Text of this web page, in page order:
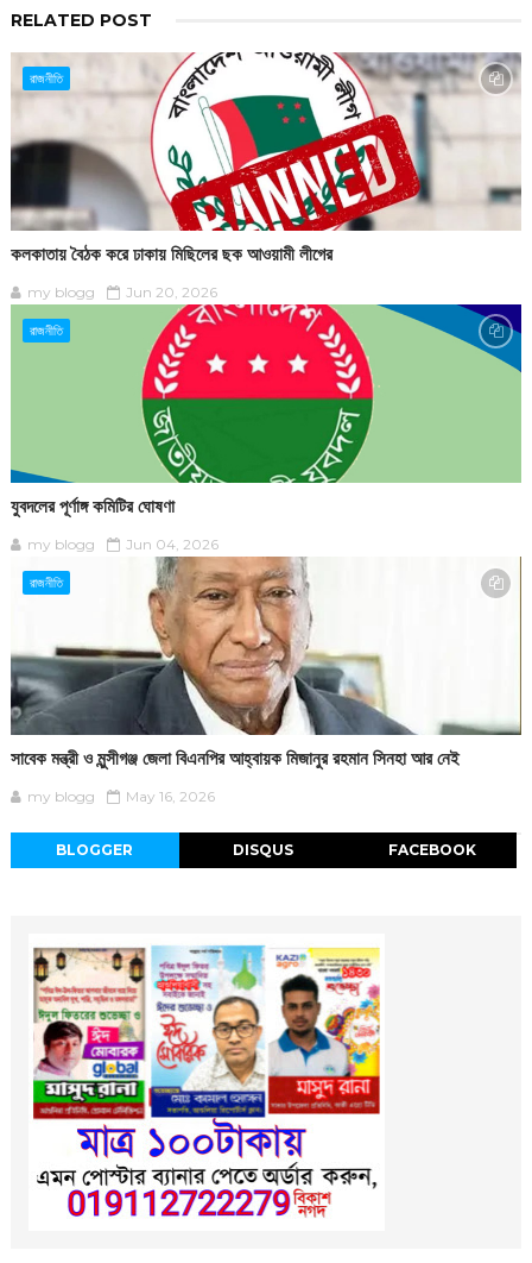
RELATED POST
রাজনীতি
কলকাতায় বৈঠক করে ঢাকায় মিছিলের ছক আওয়ামী লীগের
my blogg Jun 20, 2026
রাজনীতি
যুবদলের পূর্ণাঙ্গ কমিটির ঘোষণা
my blogg Jun 04, 2026
রাজনীতি
সাবেক মন্ত্রী ও মুন্সীগঞ্জ জেলা বিএনপির আহ্বায়ক মিজানুর রহমান সিনহা আর নেই
my blogg May 16, 2026
BLOGGER DISQUS FACEBOOK